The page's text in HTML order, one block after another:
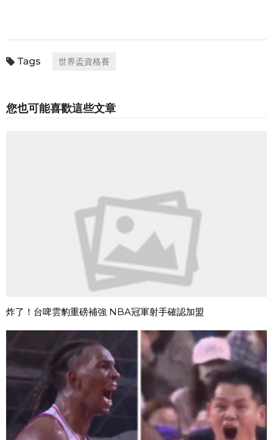
世界盃資格賽
您也可能喜歡這些文章
炸了！台啤雲豹重磅補強 NBA冠軍射手確認加盟